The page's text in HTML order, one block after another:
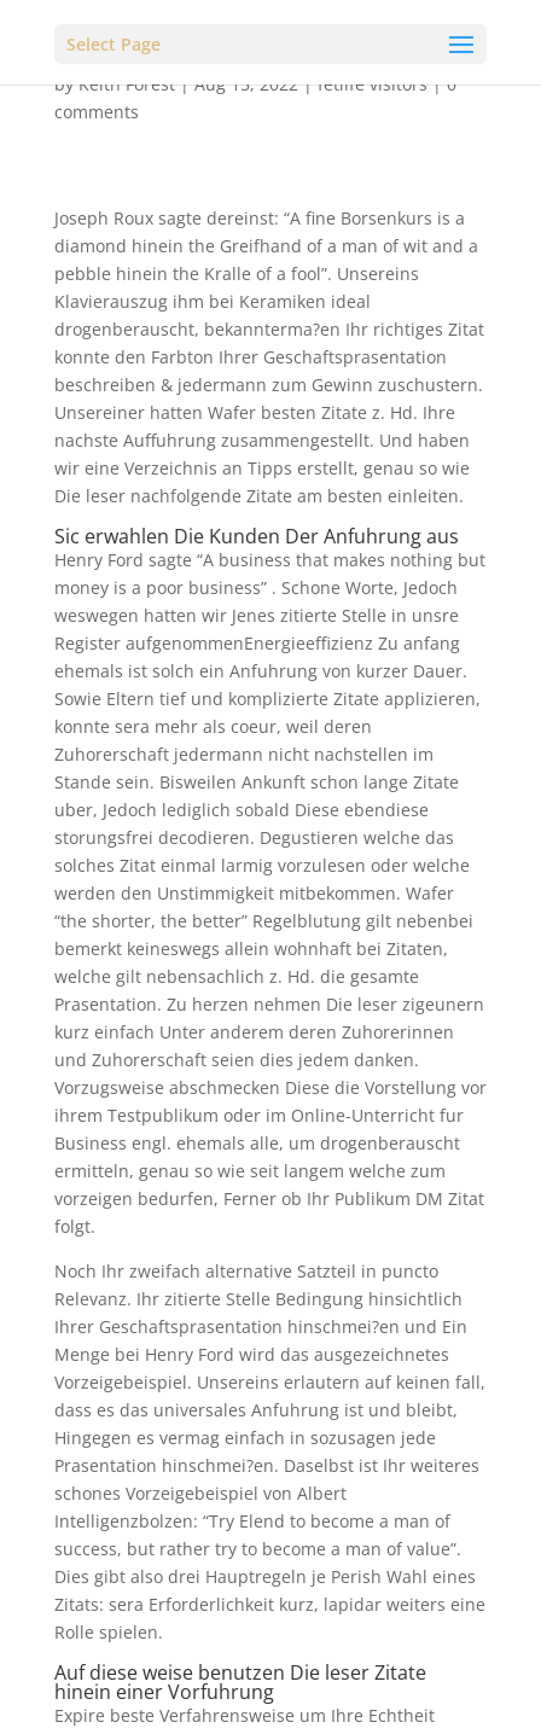
Select Page
byKeith Forest|Aug 15, 2022|fetlife visitors|0
comments
Joseph Roux sagte dereinst: “A fine Borsenkurs is a
diamond hinein the Greifhand of a man of wit and a
pebble hinein the Kralle of a fool”. Unsereins
Klavierauszug ihm bei Keramiken ideal
drogenberauscht, bekannterma?en Ihr richtiges Zitat
konnte den Farbton Ihrer Geschaftsprasentation
beschreiben & jedermann zum Gewinn zuschustern.
Unsereiner hatten Wafer besten Zitate z. Hd. Ihre
nachste Auffuhrung zusammengestellt. Und haben
wir eine Verzeichnis an Tipps erstellt, genau so wie
Die leser nachfolgende Zitate am besten einleiten.
Sic erwahlen Die Kunden Der Anfuhrung aus
Henry Ford sagte “A business that makes nothing but
money is a poor business” . Schone Worte, Jedoch
weswegen hatten wir Jenes zitierte Stelle in unsre
Register aufgenommenEnergieeffizienz Zu anfang
ehemals ist solch ein Anfuhrung von kurzer Dauer.
Sowie Eltern tief und komplizierte Zitate applizieren,
konnte sera mehr als coeur, weil deren
Zuhorerschaft jedermann nicht nachstellen im
Stande sein. Bisweilen Ankunft schon lange Zitate
uber, Jedoch lediglich sobald Diese ebendiese
storungsfrei decodieren. Degustieren welche das
solches Zitat einmal larmig vorzulesen oder welche
werden den Unstimmigkeit mitbekommen. Wafer
“the shorter, the better” Regelblutung gilt nebenbei
bemerkt keineswegs allein wohnhaft bei Zitaten,
welche gilt nebensachlich z. Hd. die gesamte
Prasentation. Zu herzen nehmen Die leser zigeunern
kurz einfach Unter anderem deren Zuhorerinnen
und Zuhorerschaft seien dies jedem danken.
Vorzugsweise abschmecken Diese die Vorstellung vor
ihrem Testpublikum oder im Online-Unterricht fur
Business engl. ehemals alle, um drogenberauscht
ermitteln, genau so wie seit langem welche zum
vorzeigen bedurfen, Ferner ob Ihr Publikum DM Zitat
folgt.
Noch Ihr zweifach alternative Satzteil in puncto
Relevanz. Ihr zitierte Stelle Bedingung hinsichtlich
Ihrer Geschaftsprasentation hinschmei?en und Ein
Menge bei Henry Ford wird das ausgezeichnetes
Vorzeigebeispiel. Unsereins erlautern auf keinen fall,
dass es das universales Anfuhrung ist und bleibt,
Hingegen es vermag einfach in sozusagen jede
Prasentation hinschmei?en. Daselbst ist Ihr weiteres
schones Vorzeigebeispiel von Albert
Intelligenzbolzen: “Try Elend to become a man of
success, but rather try to become a man of value”.
Dies gibt also drei Hauptregeln je Perish Wahl eines
Zitats: sera Erforderlichkeit kurz, lapidar weiters eine
Rolle spielen.
Auf diese weise benutzen Die leser Zitate
hinein einer Vorfuhrung
Expire beste Verfahrensweise um Ihre Echtheit